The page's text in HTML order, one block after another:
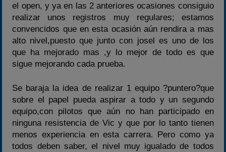
el open, y ya en las 2 anteriores ocasiones consiguio
realizar unos registros muy regulares; estamos
convencidos que en esta ocasión aún rendira a mas
alto nivel,puesto que junto con josel es uno de los
que ha mejorado mas ,y lo mejor de todo es que
sigue mejorando cada prueba.
Se baraja la idea de realizar 1 equipo ?puntero?que
sobre el papel pueda aspirar a todo y un segundo
equipo,con pilotos que aún no han participado en
ninguna resistencia de Vic y que por lo tanto tienen
menos experiencia en esta carrera. Pero como ya
todos deben saber, el nivel muy igualado de todos